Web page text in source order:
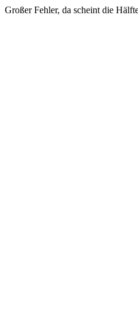
Großer Fehler, da scheint die